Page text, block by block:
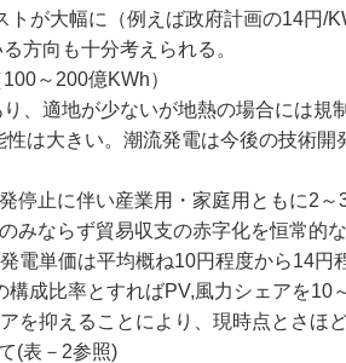
トが大幅に（例えば政府計画の14円/
方向も十分考えられる。
～200億KWh）
、適地が少ないが地熱の場合には
は大きい。潮流発電は今後の技術開
停止に伴い産業用・家庭用ともに2
みならず貿易収支の赤字化を恒常的
電単価は平均概ね10円程度から14円
構成比率とすればPV,風力シェアを
を抑えることにより、現時点とさほ
(表－2参照)